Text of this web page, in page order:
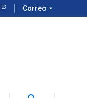
Correo arrow_drop_down